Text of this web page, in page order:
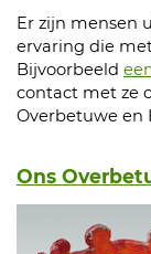
Er zijn mensen
ervaring die
Bijvoorbeeld
contact met ze
Overbetuwe en
Ons